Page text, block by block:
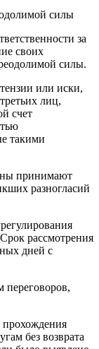
силы
за
своих
силы.
или иски,
лиц,
счет
такими
принимают
разногласий
рассмотрения
дней с
переговоров,
прохождения
без возврата